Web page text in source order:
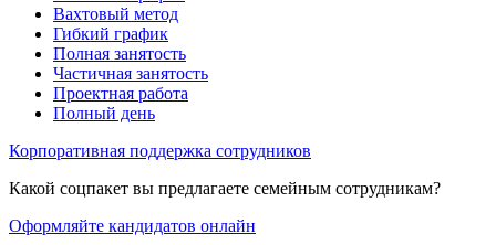
Вахтовый метод
Гибкий график
Полная занятость
Частичная занятость
Проектная работа
Полный день
Корпоративная поддержка сотрудников
Какой соцпакет вы предлагаете семейным сотрудникам?
Оформляйте кандидатов онлайн